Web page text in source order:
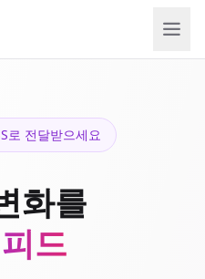
로 전달받으세요
화를
드